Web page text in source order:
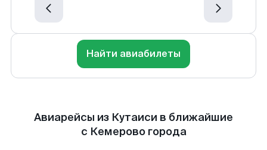
Найти авиабилеты
Авиарейсы из Кутаиси в ближайшие
с Кемерово города